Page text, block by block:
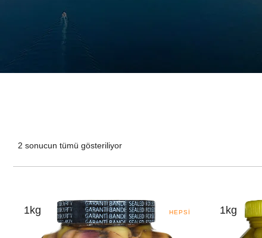
2 sonucun tümü gösteriliyor
HEPSI
1kg 1kg